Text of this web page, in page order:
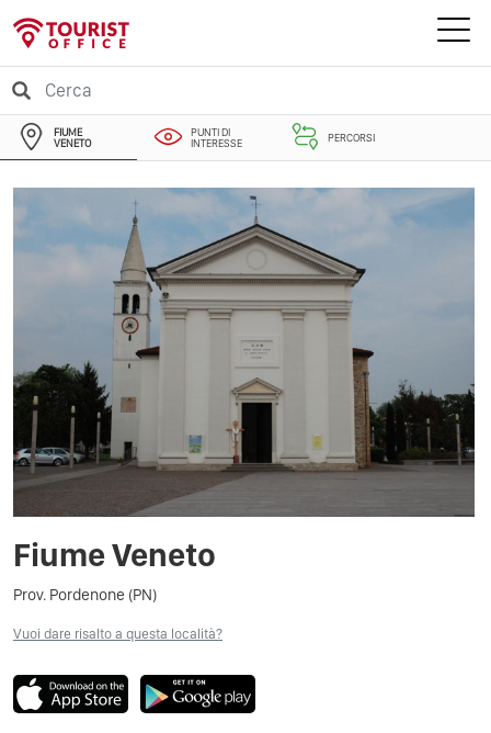
FIUME
VENETO
PUNTI DI
INTERESSE
PERCORSI
Fiume Veneto
Prov. Pordenone (PN)
Vuoi dare risalto a questa località?